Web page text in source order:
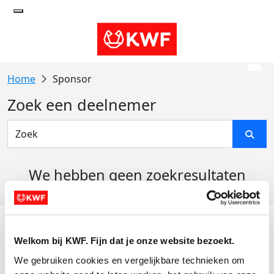
Welkom bij KWF. Fijn dat je onze website bezoekt.
We gebruiken cookies en vergelijkbare technieken om
Sponsor
Zoek een deelnemer
We hebben geen zoekresultaten
Actiematerialen
Evenementen